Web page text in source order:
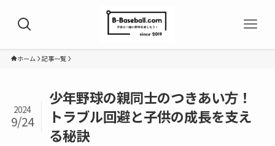
ホーム 記事一覧
少年野球の親同士のつきあい方！
トラブル回避と子供の成長を支え
る秘訣
2024
9/24